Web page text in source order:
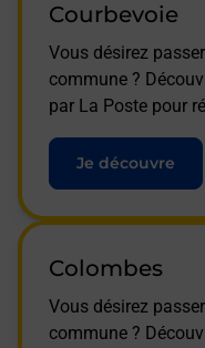
Courbevoie
Vous désirez
commune ?
par La Poste pour
Je découvre
Colombes
Vous désirez
commune ?